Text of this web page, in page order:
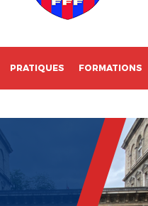
PRATIQUES FORMATIONS